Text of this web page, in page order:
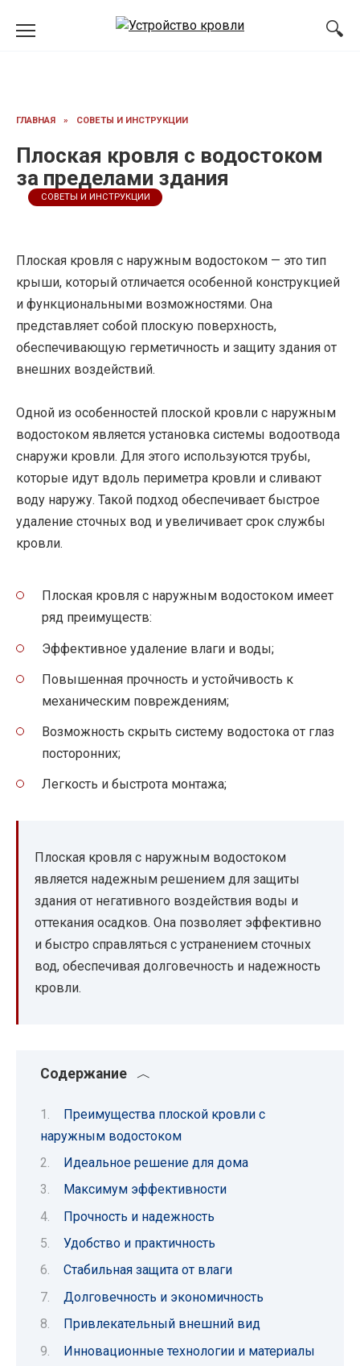
ГЛАВНАЯ » СОВЕТЫ И ИНСТРУКЦИИ
Плоская кровля с водостоком
за пределами здания
СОВЕТЫ И ИНСТРУКЦИИ
Плоская кровля с наружным водостоком — это тип
крыши, который отличается особенной конструкцией
и функциональными возможностями. Она
представляет собой плоскую поверхность,
обеспечивающую герметичность и защиту здания от
внешних воздействий.
Одной из особенностей плоской кровли с наружным
водостоком является установка системы водоотвода
снаружи кровли. Для этого используются трубы,
которые идут вдоль периметра кровли и сливают
воду наружу. Такой подход обеспечивает быстрое
удаление сточных вод и увеличивает срок службы
кровли.
Плоская кровля с наружным водостоком имеет
ряд преимуществ:
Эффективное удаление влаги и воды;
Повышенная прочность и устойчивость к
механическим повреждениям;
Возможность скрыть систему водостока от глаз
посторонних;
Легкость и быстрота монтажа;
Плоская кровля с наружным водостоком
является надежным решением для защиты
здания от негативного воздействия воды и
оттекания осадков. Она позволяет эффективно
и быстро справляться с устранением сточных
вод, обеспечивая долговечность и надежность
кровли.
Содержание
Преимущества плоской кровли с
наружным водостоком
Идеальное решение для дома
Максимум эффективности
Прочность и надежность
Удобство и практичность
Стабильная защита от влаги
Долговечность и экономичность
Привлекательный внешний вид
Инновационные технологии и материалы